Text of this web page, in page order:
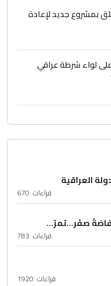
بمشروع جديد لإعادة
لواء شرطة عراقي
العراقية
قراءات :670
صفَر…تمرّ...
قراءات :783
قراءات :1920